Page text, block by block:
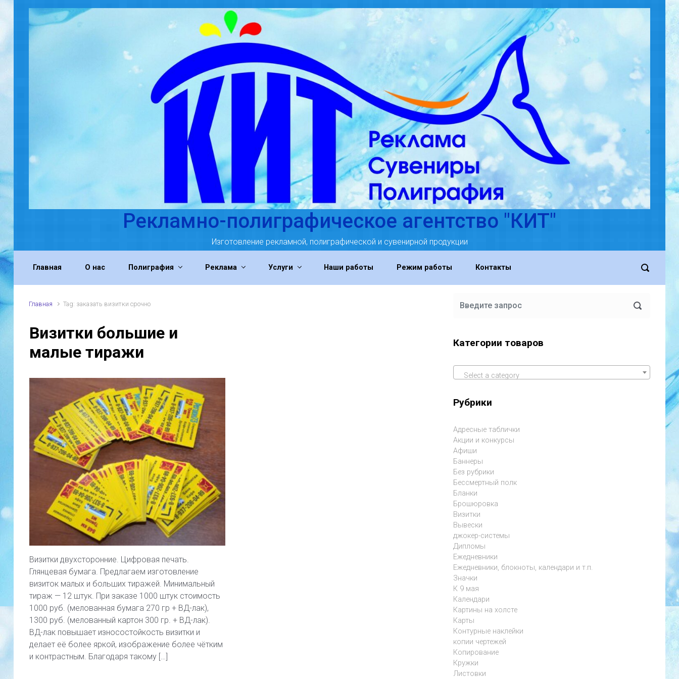
Skip to main content
Рекламно-полиграфическое агентство "КИТ"
Изготовление рекламной, полиграфической и сувенирной продукции
Главная О нас Полиграфия Реклама Услуги Наши работы Режим работы Контакты
Главная Tag: заказать визитки срочно
Визитки большие и
малые тиражи
Визитки двухсторонние. Цифровая печать.
Глянцевая бумага. Предлагаем изготовление
визиток малых и больших тиражей. Минимальный
тираж — 12 штук. При заказе 1000 штук стоимость
1000 руб. (мелованная бумага 270 гр + ВД-лак),
1300 руб. (мелованный картон 300 гр. + ВД-лак).
ВД-лак повышает износостойкость визитки и
делает её более яркой, изображение более чётким
и контрастным. Благодаря такому […]
Категории товаров
Select a category
Рубрики
Адресные таблички
Акции и конкурсы
Афиши
Баннеры
Без рубрики
Бессмертный полк
Бланки
Брошюровка
Визитки
Вывески
джокер-системы
Дипломы
Ежедневники
Ежедневники, блокноты, календари и т.п.
Значки
К 9 мая
Календари
Картины на холсте
Карты
Контурные наклейки
копии чертежей
Копирование
Кружки
Листовки